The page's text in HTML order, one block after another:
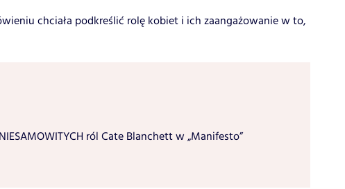
chciała podkreślić rolę kobiet i ich zaangażowanie w to,
ról Cate Blanchett w „Manifesto”